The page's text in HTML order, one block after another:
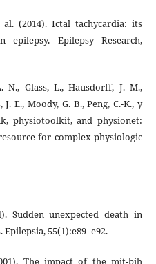
(2014). Ictal tachycardia: its
epilepsy. Epilepsy Research,
N., Glass, L., Hausdorff, J. M.,
E., Moody, G. B., Peng, C.-K., y
physiotoolkit, and physionet:
for complex physiologic
Sudden unexpected death in
55(1):e89–e92.
The impact of the mit-bih